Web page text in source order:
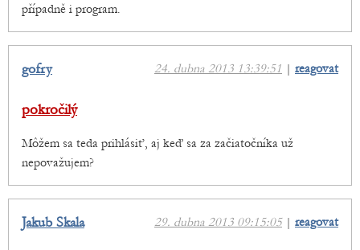
případně i program.
24. dubna 2013 13:39:51 | reagovat
gofry
pokročilý
Môžem sa teda prihlásiť, aj keď sa za začiatočníka už
nepovažujem?
29. dubna 2013 09:15:05| reagovat
Jakub Skala